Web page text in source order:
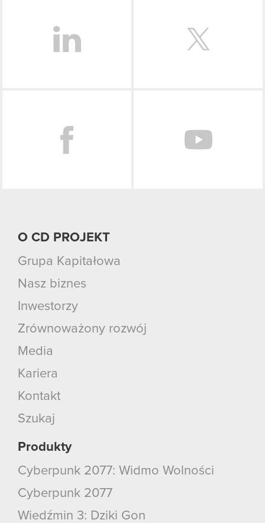
O CD PROJEKT
Grupa Kapitałowa
Nasz biznes
Inwestorzy
Zrównoważony rozwój
Media
Kariera
Kontakt
Szukaj
Produkty
Cyberpunk 2077: Widmo Wolności
Cyberpunk 2077
Wiedźmin 3: Dziki Gon